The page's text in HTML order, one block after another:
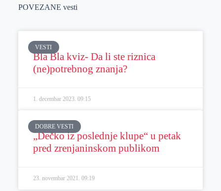
POVEZANE vesti
VESTI
Bla Bla kviz- Da li ste riznica
(ne)potrebnog znanja?
1. decembar 2023. 09:15
DOBRE VESTI
„Dečko iz poslednje klupe“ u petak
pred zrenjaninskom publikom
23. novembar 2021. 09:19